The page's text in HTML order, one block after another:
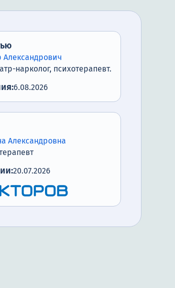
нарколог, психотерапевт.
6.08.2026
Александровна
20.07.2026